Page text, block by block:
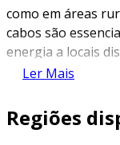
como em áreas
cabos são
energia a locais
maquinários e até
para minimizar
segurança em
Ler Mais
Regiões